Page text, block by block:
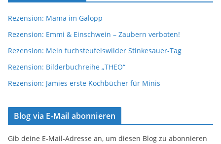
Rezension: Mama im Galopp
Rezension: Emmi & Einschwein – Zaubern verboten!
Rezension: Mein fuchsteufelswilder Stinkesauer-Tag
Rezension: Bilderbuchreihe „THEO“
Rezension: Jamies erste Kochbücher für Minis
Blog via E-Mail abonnieren
Gib deine E-Mail-Adresse an, um diesen Blog zu abonnieren